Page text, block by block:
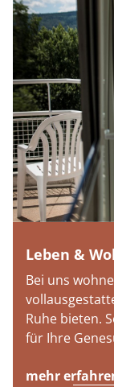
Leben &
Bei uns
Ruhe bieten.
für Ihre
mehr